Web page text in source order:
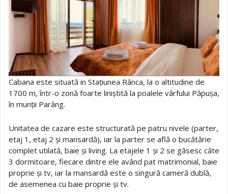
Cabana este situată in Stațiunea Rânca, la o altitudine de
1700 m, într-o zonă foarte liniștită la poalele vârfului Păpușa,
în munții Parâng.
Unitatea de cazare este structurată pe patru nivele (parter,
etaj 1, etaj 2 și mansardă), iar la parter se află o bucătărie
complet utilată, baie și living. La etajele 1 și 2 se găsesc câte
3 dormitoare, fiecare dintre ele având pat matrimonial, baie
proprie și tv, iar la mansardă este o singură cameră dublă,
de asemenea cu baie proprie și tv.